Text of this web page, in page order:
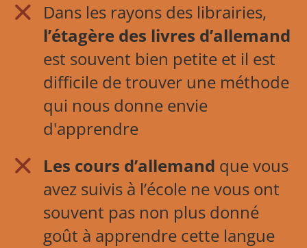
Dans les rayons des librairies,
l’étagère des livres d’allemand
est souvent bien petite et il est
difficile de trouver une méthode
qui nous donne envie
d'apprendre
Les cours d’allemand que vous
avez suivis à l’école ne vous ont
souvent pas non plus donné
goût à apprendre cette langue